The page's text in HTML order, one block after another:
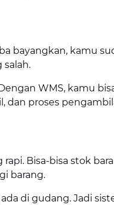
bayangkan, kamu
WMS, kamu
dan proses
Bisa-bisa stok
barang.
di gudang. Jadi